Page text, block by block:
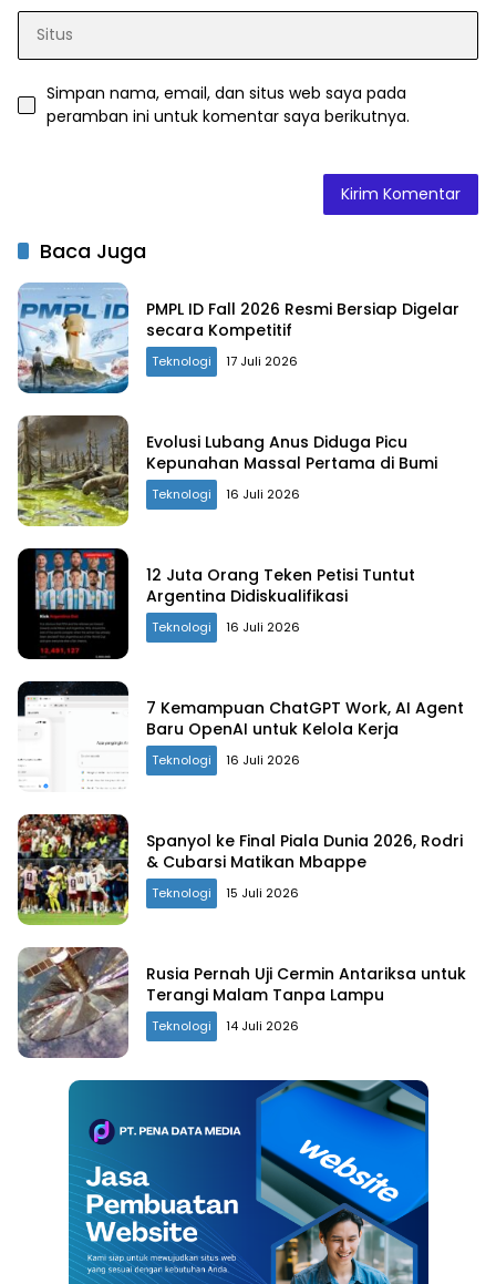
Simpan nama, email, dan situs web saya pada
peramban ini untuk komentar saya berikutnya.
Baca Juga
PMPL ID Fall 2026 Resmi Bersiap Digelar
secara Kompetitif
Teknologi 17 Juli 2026
Evolusi Lubang Anus Diduga Picu
Kepunahan Massal Pertama di Bumi
Teknologi 16 Juli 2026
12 Juta Orang Teken Petisi Tuntut
Argentina Didiskualifikasi
Teknologi 16 Juli 2026
7 Kemampuan ChatGPT Work, AI Agent
Baru OpenAI untuk Kelola Kerja
Teknologi 16 Juli 2026
Spanyol ke Final Piala Dunia 2026, Rodri
& Cubarsi Matikan Mbappe
Teknologi 15 Juli 2026
Rusia Pernah Uji Cermin Antariksa untuk
Terangi Malam Tanpa Lampu
Teknologi 14 Juli 2026